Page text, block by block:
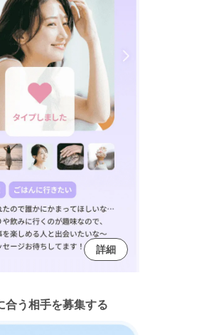
詳細
合う相手を募集する